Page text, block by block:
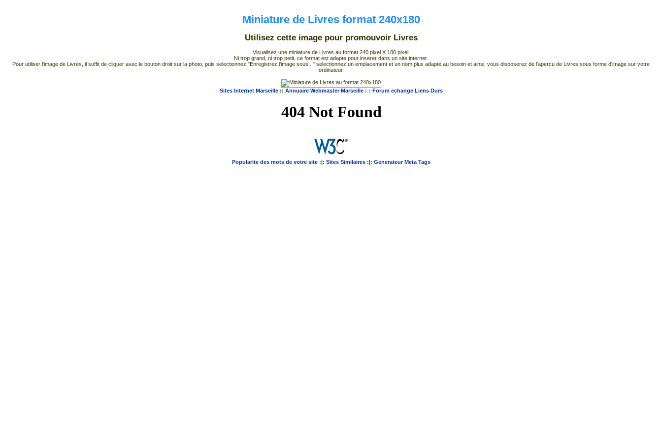
Miniature de Livres format 240x180
Utilisez cette image pour promouvoir Livres
Visualisez une miniature de Livres au format 240 pixel X 180 pixel.
Ni trop grand, ni trop petit, ce format est adapte pour inserer dans un site internet.
Pour utiliser l'image de Livres, il suffit de cliquer avec le bouton droit sur la photo, puis selectionnez "Enregistrez l'image sous..." selectionnez un emplacement et un nom plus adapté au besoin et ainsi, vous disposerez de l'apercu de Livres sous forme d'image sur votre
ordinateur.
Sites Internet Marseille:: Annuaire Webmaster Marseille: : Forum echange Liens Durs
Popularite des mots de votre site:|: Sites Similaires:|: Generateur Meta Tags